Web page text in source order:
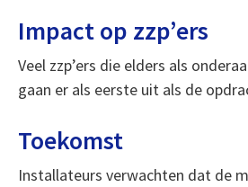
Impact op zzp’ers
Veel zzp’ers die elders als
gaan er als eerste uit als de
Toekomst
Installateurs verwachten dat de